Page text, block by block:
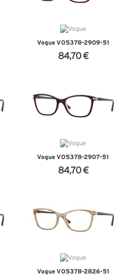
Vogue VO5378-2909-51
84,70 €
Vogue VO5378-2907-51
84,70 €
Vogue VO5378-2826-51